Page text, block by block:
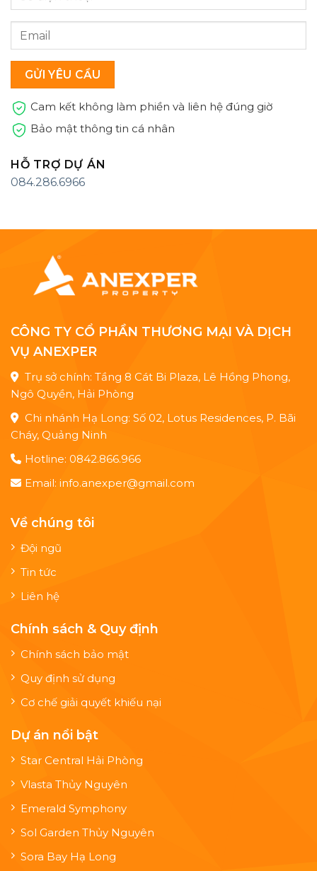
Cam kết không làm phiền và liên hệ đúng giờ
Bảo mật thông tin cá nhân
HỖ TRỢ DỰ ÁN
084.286.6966
CÔNG TY CỔ PHẦN THƯƠNG MẠI VÀ DỊCH
VỤ ANEXPER
Trụ sở chính: Tầng 8 Cát Bi Plaza, Lê Hồng Phong,
Ngô Quyền, Hải Phòng
Chi nhánh Hạ Long: Số 02, Lotus Residences, P. Bãi
Cháy, Quảng Ninh
Hotline: 0842.866.966
Email: info.anexper@gmail.com
Về chúng tôi
Đội ngũ
Tin tức
Liên hệ
Chính sách & Quy định
Chính sách bảo mật
Quy định sử dụng
Cơ chế giải quyết khiếu nại
Dự án nổi bật
Star Central Hải Phòng
Vlasta Thủy Nguyên
Emerald Symphony
Sol Garden Thủy Nguyên
Sora Bay Hạ Long